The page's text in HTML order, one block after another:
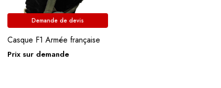
Demande de devis
Casque F1 Armée française
Prix sur demande